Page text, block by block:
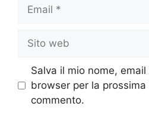
web
Salva il mio nome,
browser per la prossima
commento.